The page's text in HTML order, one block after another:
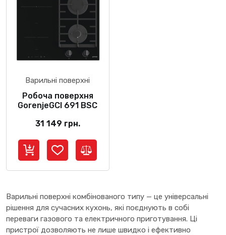
Варильні поверхні
Робоча поверхня
GorenjeGCI 691 BSC
31 149 грн.
Варильні поверхні комбінованого типу — це універсальні
рішення для сучасних кухонь, які поєднують в собі
переваги газового та електричного приготування. Ці
пристрої дозволяють не лише швидко і ефективно